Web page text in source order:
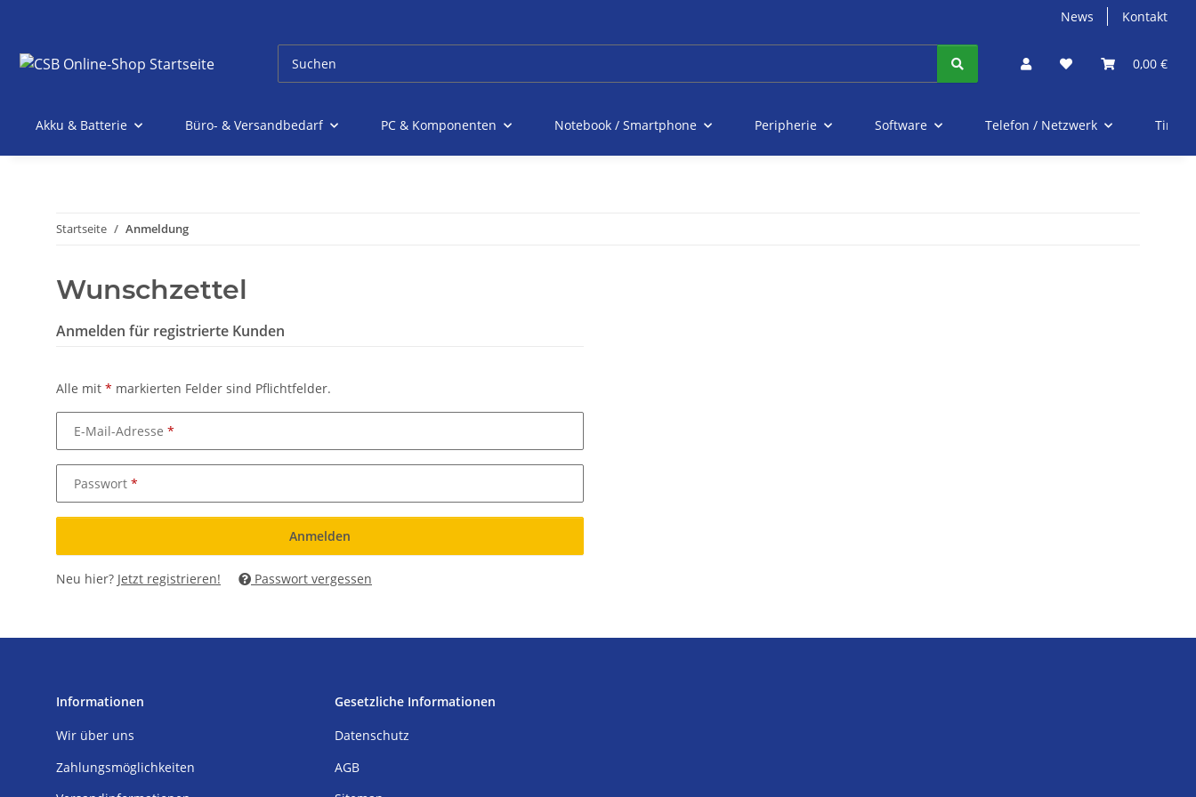
News Kontakt
0,00 €
Akku & Batterie Büro- & Versandbedarf PC & Komponenten Notebook / Smartphone Peripherie Software Telefon / Netzwerk Tinte
Startseite Anmeldung
Wunschzettel
Anmelden für registrierte Kunden
Alle mit * markierten Felder sind Pflichtfelder.
E-Mail-Adresse
Passwort
Anmelden
Neu hier? Jetzt registrieren! Passwort vergessen
Informationen
Wir über uns
Zahlungsmöglichkeiten
Gesetzliche Informationen
Datenschutz
AGB